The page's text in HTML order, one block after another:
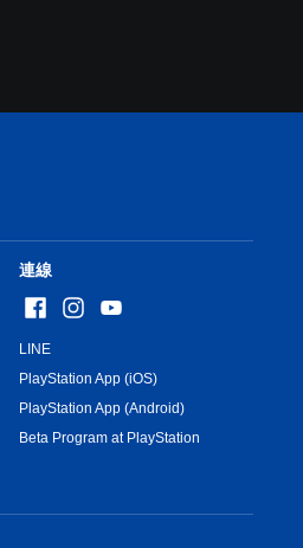
連線
LINE
PlayStation App (iOS)
PlayStation App (Android)
Beta Program at PlayStation